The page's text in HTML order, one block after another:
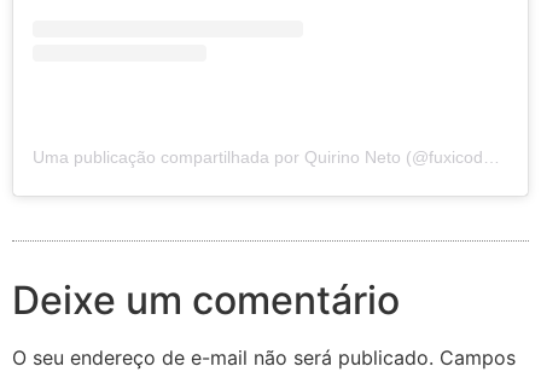
Uma publicação compartilhada por Quirino Neto (@fuxicodosertao)
Deixe um comentário
O seu endereço de e-mail não será publicado. Campos